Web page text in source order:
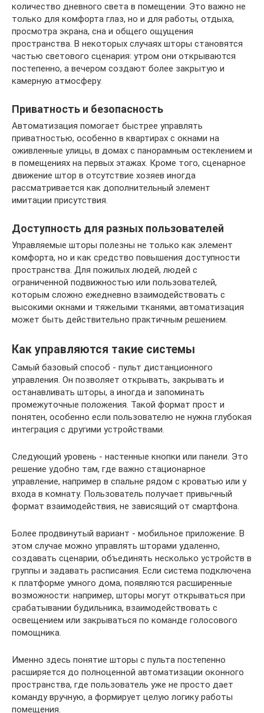
количество дневного света в помещении. Это важно не
только для комфорта глаз, но и для работы, отдыха,
просмотра экрана, сна и общего ощущения
пространства. В некоторых случаях шторы становятся
частью светового сценария: утром они открываются
постепенно, а вечером создают более закрытую и
камерную атмосферу.
Приватность и безопасность
Автоматизация помогает быстрее управлять
приватностью, особенно в квартирах с окнами на
оживленные улицы, в домах с панорамным остеклением и
в помещениях на первых этажах. Кроме того, сценарное
движение штор в отсутствие хозяев иногда
рассматривается как дополнительный элемент
имитации присутствия.
Доступность для разных пользователей
Управляемые шторы полезны не только как элемент
комфорта, но и как средство повышения доступности
пространства. Для пожилых людей, людей с
ограниченной подвижностью или пользователей,
которым сложно ежедневно взаимодействовать с
высокими окнами и тяжелыми тканями, автоматизация
может быть действительно практичным решением.
Как управляются такие системы
Самый базовый способ - пульт дистанционного
управления. Он позволяет открывать, закрывать и
останавливать шторы, а иногда и запоминать
промежуточные положения. Такой формат прост и
понятен, особенно если пользователю не нужна глубокая
интеграция с другими устройствами.
Следующий уровень - настенные кнопки или панели. Это
решение удобно там, где важно стационарное
управление, например в спальне рядом с кроватью или у
входа в комнату. Пользователь получает привычный
формат взаимодействия, не зависящий от смартфона.
Более продвинутый вариант - мобильное приложение. В
этом случае можно управлять шторами удаленно,
создавать сценарии, объединять несколько устройств в
группы и задавать расписания. Если система подключена
к платформе умного дома, появляются расширенные
возможности: например, шторы могут открываться при
срабатывании будильника, взаимодействовать с
освещением или закрываться по команде голосового
помощника.
Именно здесь понятие шторы с пульта постепенно
расширяется до полноценной автоматизации оконного
пространства, где пользователь уже не просто дает
команду вручную, а формирует целую логику работы
помещения.